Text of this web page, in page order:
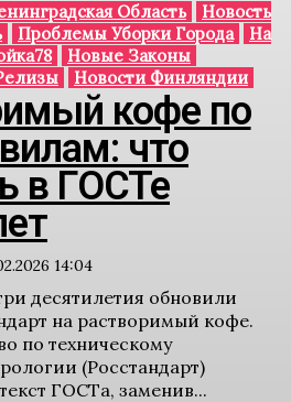
Область
Новость
Проблемы Уборки Города
На
Новые Законы
Новости Финляндии
кофе по
что
в ГОСТе
14:04
десятилетия обновили
на растворимый кофе.
по техническому
(Росстандарт)
ГОСТа, заменив...